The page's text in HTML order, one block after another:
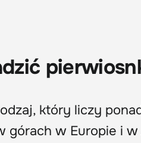
który liczy
górach w Europie i